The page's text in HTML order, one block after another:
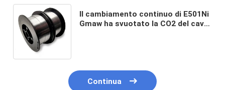
Il cambiamento continuo di E501Ni
Gmaw ha svuotato la CO2 del cavo
Continua